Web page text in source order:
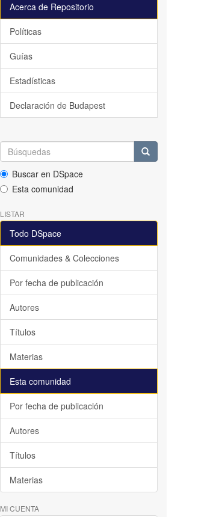
Acerca de Repositorio
Políticas
Guías
Estadísticas
Declaración de Budapest
Buscar en DSpace
Esta comunidad
LISTAR
Todo DSpace
Comunidades & Colecciones
Por fecha de publicación
Autores
Títulos
Materias
Esta comunidad
Por fecha de publicación
Autores
Títulos
Materias
MI CUENTA